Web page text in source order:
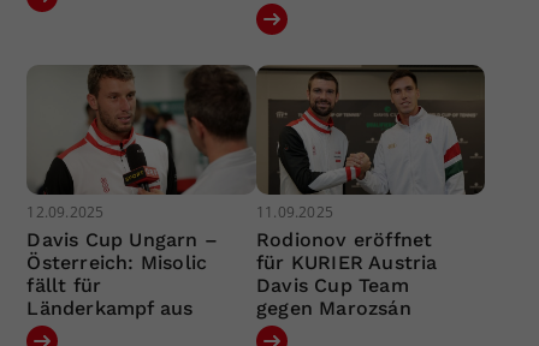
12.09.2025
Davis Cup Ungarn –
Österreich: Misolic
fällt für
Länderkampf aus
11.09.2025
Rodionov eröffnet
für KURIER Austria
Davis Cup Team
gegen Marozsán